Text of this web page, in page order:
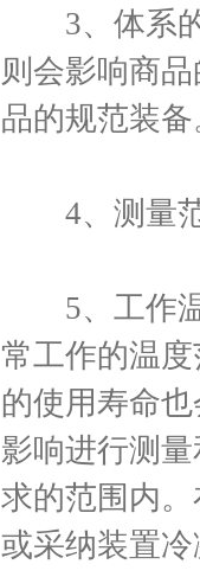
3、体系的
则会影响商
品的规范装备
4、测量范
5、工作温
常工作的温
的使用寿命
影响进行测
求的范围内
或采纳装置